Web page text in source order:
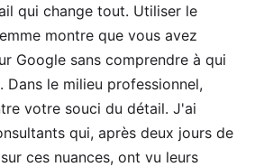
qui change tout. Utiliser le
montre que vous avez
Google sans comprendre à qui
Dans le milieu professionnel,
votre souci du détail. J'ai
qui, après deux jours de
ces nuances, ont vu leurs